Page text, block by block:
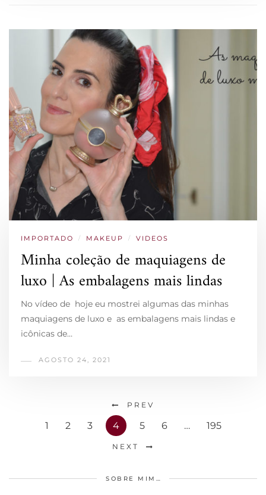
IMPORTADO / MAKEUP / VIDEOS
Minha coleção de maquiagens de
luxo | As embalagens mais lindas
No vídeo de hoje eu mostrei algumas das minhas
maquiagens de luxo e as embalagens mais lindas e
icônicas de…
AGOSTO 24, 2021
PREV
1 2 3 4 5 6 … 195
NEXT
SOBRE MIM…